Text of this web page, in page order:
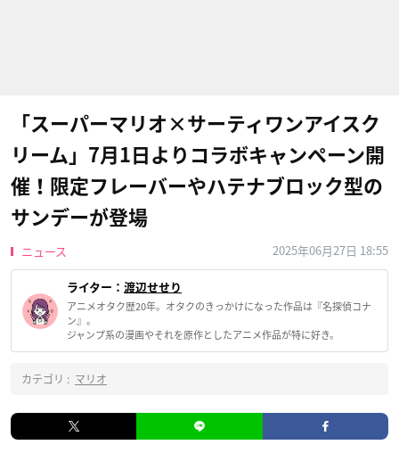
「スーパーマリオ×サーティワンアイスク
リーム」7月1日よりコラボキャンペーン開
催！限定フレーバーやハテナブロック型の
サンデーが登場
ニュース 2025年06月27日 18:55
ライター： 渡辺せせり
アニメオタク歴20年。オタクのきっかけになった作品は『名探偵コナ
ン』。
ジャンプ系の漫画やそれを原作としたアニメ作品が特に好き。
カテゴリ : マリオ